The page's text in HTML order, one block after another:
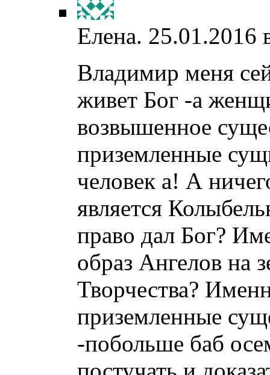
Елена. 25.01.2016
Владимир меня
живет Бог -а
возвышенное
приземленные
человек а! А
является
право дал Бог?
образ Ангелов на
Творчества?
приземленные
-побольше баб